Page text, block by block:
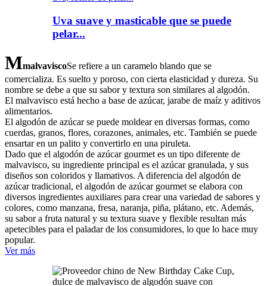
Uva suave y masticable que se puede
pelar...
MmalvaviscoSe refiere a un caramelo blando que se
comercializa. Es suelto y poroso, con cierta elasticidad y dureza. Su
nombre se debe a que su sabor y textura son similares al algodón.
El malvavisco está hecho a base de azúcar, jarabe de maíz y aditivos
alimentarios.
El algodón de azúcar se puede moldear en diversas formas, como
cuerdas, granos, flores, corazones, animales, etc. También se puede
ensartar en un palito y convertirlo en una piruleta.
Dado que el algodón de azúcar gourmet es un tipo diferente de
malvavisco, su ingrediente principal es el azúcar granulada, y sus
diseños son coloridos y llamativos. A diferencia del algodón de
azúcar tradicional, el algodón de azúcar gourmet se elabora con
diversos ingredientes auxiliares para crear una variedad de sabores y
colores, como manzana, fresa, naranja, piña, plátano, etc. Además,
su sabor a fruta natural y su textura suave y flexible resultan más
apetecibles para el paladar de los consumidores, lo que lo hace muy
popular.
Ver más